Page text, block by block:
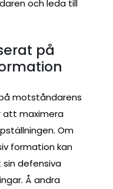
och leda till
på
motståndarens
att maximera
Om
formation kan
defensiva
Å andra